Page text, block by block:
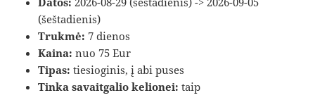
(šeštadienis)
Trukmė: 7 dienos
Kaina: nuo 75 Eur
Tipas: tiesioginis, į abi puses
Tinka savaitgalio kelionei: taip